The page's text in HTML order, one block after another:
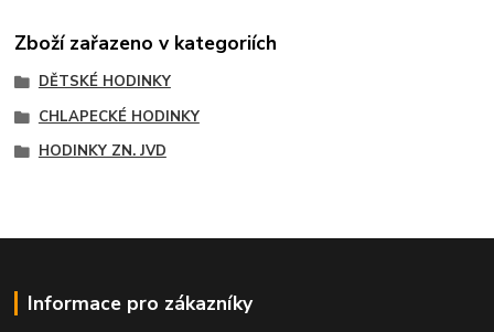
Zboží zařazeno v kategoriích
DĚTSKÉ HODINKY
CHLAPECKÉ HODINKY
HODINKY ZN. JVD
Informace pro zákazníky